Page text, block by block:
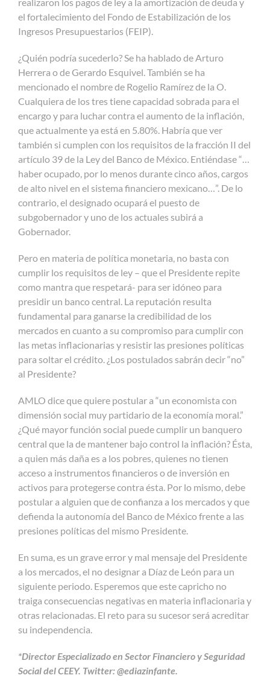
el fortalecimiento del Fondo de Estabilización de los
Ingresos Presupuestarios (FEIP).
¿Quién podría sucederlo? Se ha hablado de Arturo
Herrera o de Gerardo Esquivel. También se ha
mencionado el nombre de Rogelio Ramírez de la O.
Cualquiera de los tres tiene capacidad sobrada para el
encargo y para luchar contra el aumento de la inflación,
que actualmente ya está en 5.80%. Habría que ver
también si cumplen con los requisitos de la fracción II del
artículo 39 de la Ley del Banco de México. Entiéndase “…
haber ocupado, por lo menos durante cinco años, cargos
de alto nivel en el sistema financiero mexicano…”. De lo
contrario, el designado ocupará el puesto de
subgobernador y uno de los actuales subirá a
Gobernador.
Pero en materia de política monetaria, no basta con
cumplir los requisitos de ley – que el Presidente repite
como mantra que respetará- para ser idóneo para
presidir un banco central. La reputación resulta
fundamental para ganarse la credibilidad de los
mercados en cuanto a su compromiso para cumplir con
las metas inflacionarias y resistir las presiones políticas
para soltar el crédito. ¿Los postulados sabrán decir “no”
al Presidente?
AMLO dice que quiere postular a “un economista con
dimensión social muy partidario de la economía moral.”
¿Qué mayor función social puede cumplir un banquero
central que la de mantener bajo control la inflación? Ésta,
a quien más daña es a los pobres, quienes no tienen
acceso a instrumentos financieros o de inversión en
activos para protegerse contra ésta. Por lo mismo, debe
postular a alguien que de confianza a los mercados y que
defienda la autonomía del Banco de México frente a las
presiones políticas del mismo Presidente.
En suma, es un grave error y mal mensaje del Presidente
a los mercados, el no designar a Díaz de León para un
siguiente periodo. Esperemos que este capricho no
traiga consecuencias negativas en materia inflacionaria y
otras relacionadas. El reto para su sucesor será acreditar
su independencia.
*Director Especializado en Sector Financiero y Seguridad
Social del CEEY. Twitter: @ediazinfante.